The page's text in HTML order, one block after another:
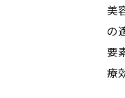
美
の
要
療